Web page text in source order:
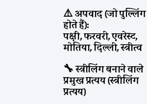
⚠️ अपवाद (जो पुल्लिंग
होते हैं):
पक्षी, फरवरी, एवरेस्ट,
मोतिया, दिल्ली, स्त्रीत्व
🔧 स्त्रीलिंग बनाने वाले
प्रमुख प्रत्यय (स्त्रीलिंग
प्रत्यय)